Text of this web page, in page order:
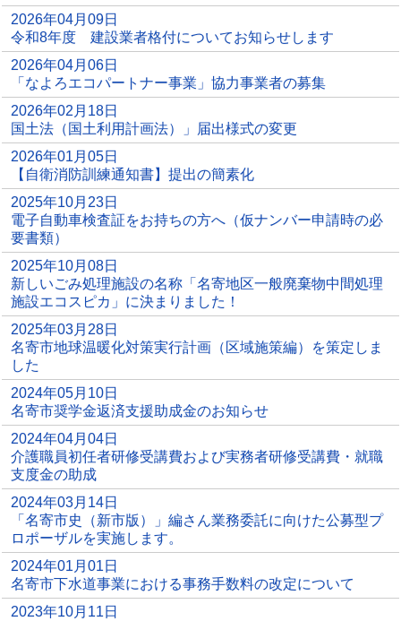
2026年04月09日
令和8年度 建設業者格付についてお知らせします
2026年04月06日
「なよろエコパートナー事業」協力事業者の募集
2026年02月18日
国土法（国土利用計画法）」届出様式の変更
2026年01月05日
【自衛消防訓練通知書】提出の簡素化
2025年10月23日
電子自動車検査証をお持ちの方へ（仮ナンバー申請時の必
要書類）
2025年10月08日
新しいごみ処理施設の名称「名寄地区一般廃棄物中間処理
施設エコスピカ」に決まりました！
2025年03月28日
名寄市地球温暖化対策実行計画（区域施策編）を策定しま
した
2024年05月10日
名寄市奨学金返済支援助成金のお知らせ
2024年04月04日
介護職員初任者研修受講費および実務者研修受講費・就職
支度金の助成
2024年03月14日
「名寄市史（新市版）」編さん業務委託に向けた公募型プ
ロポーザルを実施します。
2024年01月01日
名寄市下水道事業における事務手数料の改定について
2023年10月11日